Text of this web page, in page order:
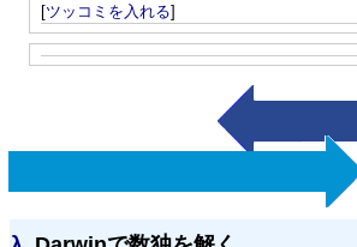
[ツッコミを入れる]